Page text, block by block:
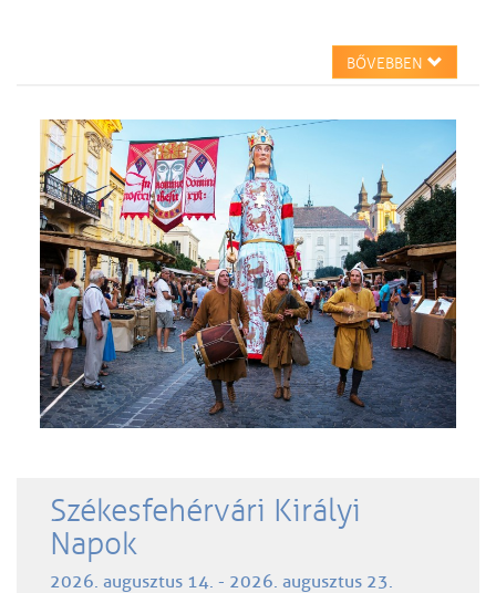
BŐVEBBEN
Székesfehérvári Királyi
Napok
2026. augusztus 14. - 2026. augusztus 23.